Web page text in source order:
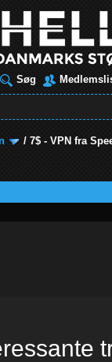
Søg
/7$ - VPN fra